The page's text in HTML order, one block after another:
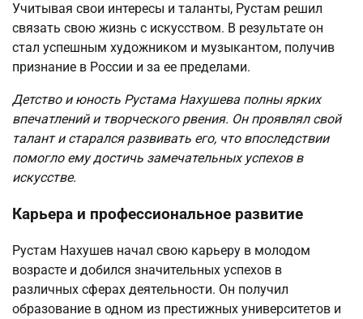
Учитывая свои интересы и таланты, Рустам решил
связать свою жизнь с искусством. В результате он
стал успешным художником и музыкантом, получив
признание в России и за ее пределами.
Детство и юность Рустама Нахушева полны ярких
впечатлений и творческого рвения. Он проявлял свой
талант и старался развивать его, что впоследствии
помогло ему достичь замечательных успехов в
искусстве.
Карьера и профессиональное развитие
Рустам Нахушев начал свою карьеру в молодом
возрасте и добился значительных успехов в
различных сферах деятельности. Он получил
образование в одном из престижных университетов и